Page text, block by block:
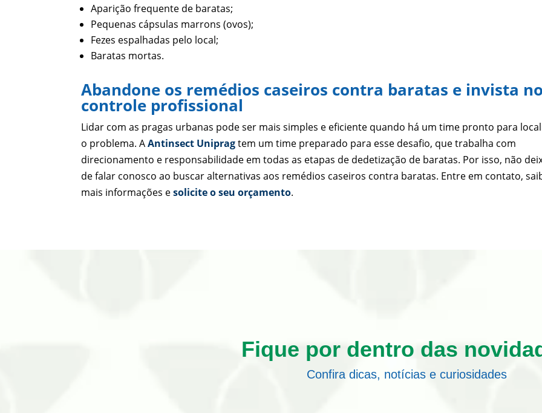
Aparição frequente de baratas;
Pequenas cápsulas marrons (ovos);
Fezes espalhadas pelo local;
Baratas mortas.
Abandone os remédios caseiros contra baratas e invista no
controle profissional
Lidar com as pragas urbanas pode ser mais simples e eficiente quando há um time pronto para
o problema. A Antinsect Unipragtem um time preparado para esse desafio, que trabalha com
direcionamento e responsabilidade em todas as etapas de dedetização de baratas. Por isso, não
de falar conosco ao buscar alternativas aos remédios caseiros contra baratas. Entre em contato,
mais informações esolicite o seu orçamento.
Fique por dentro das
Confira dicas, notícias e curiosidades